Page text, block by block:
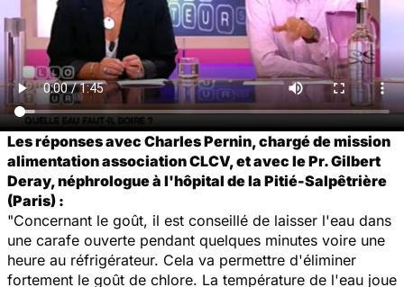
Les réponses avec Charles Pernin, chargé de mission
alimentation association CLCV, et avec le Pr. Gilbert
Deray, néphrologue à l'hôpital de la Pitié-Salpêtrière
(Paris) :
"Concernant le goût, il est conseillé de laisser l'eau dans
une carafe ouverte pendant quelques minutes voire une
heure au réfrigérateur. Cela va permettre d'éliminer
fortement le goût de chlore. La température de l'eau joue